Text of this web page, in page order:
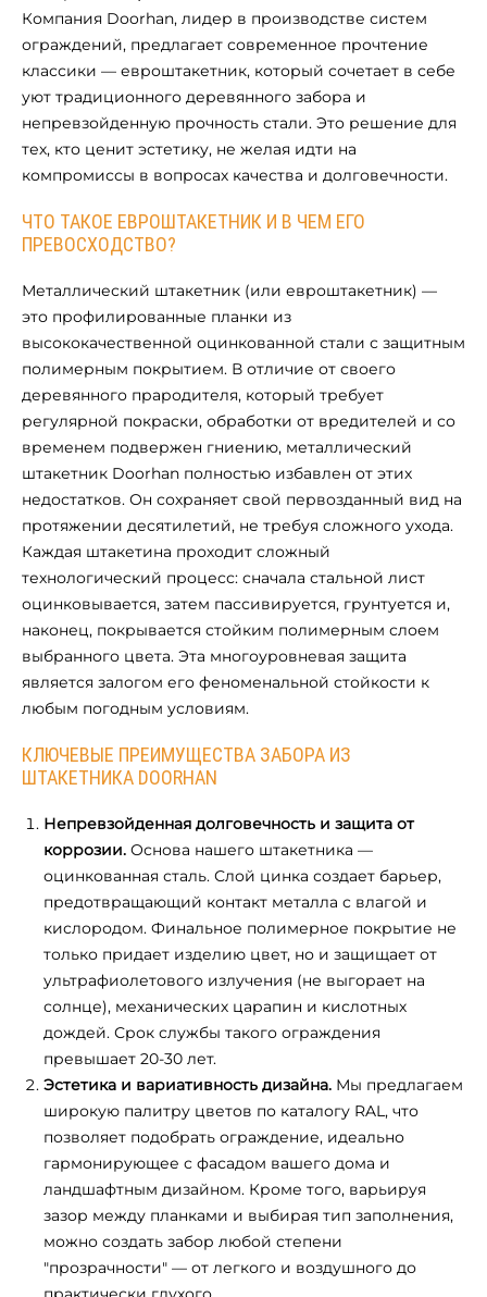
Компания Doorhan, лидер в производстве систем
ограждений, предлагает современное прочтение
классики — евроштакетник, который сочетает в себе
уют традиционного деревянного забора и
непревзойденную прочность стали. Это решение для
тех, кто ценит эстетику, не желая идти на
компромиссы в вопросах качества и долговечности.
ЧТО ТАКОЕ ЕВРОШТАКЕТНИК И В ЧЕМ ЕГО
ПРЕВОСХОДСТВО?
Металлический штакетник (или евроштакетник) —
это профилированные планки из
высококачественной оцинкованной стали с защитным
полимерным покрытием. В отличие от своего
деревянного прародителя, который требует
регулярной покраски, обработки от вредителей и со
временем подвержен гниению, металлический
штакетник Doorhan полностью избавлен от этих
недостатков. Он сохраняет свой первозданный вид на
протяжении десятилетий, не требуя сложного ухода.
Каждая штакетина проходит сложный
технологический процесс: сначала стальной лист
оцинковывается, затем пассивируется, грунтуется и,
наконец, покрывается стойким полимерным слоем
выбранного цвета. Эта многоуровневая защита
является залогом его феноменальной стойкости к
любым погодным условиям.
КЛЮЧЕВЫЕ ПРЕИМУЩЕСТВА ЗАБОРА ИЗ
ШТАКЕТНИКА DOORHAN
Непревзойденная долговечность и защита от
коррозии. Основа нашего штакетника —
оцинкованная сталь. Слой цинка создает барьер,
предотвращающий контакт металла с влагой и
кислородом. Финальное полимерное покрытие не
только придает изделию цвет, но и защищает от
ультрафиолетового излучения (не выгорает на
солнце), механических царапин и кислотных
дождей. Срок службы такого ограждения
превышает 20-30 лет.
Эстетика и вариативность дизайна. Мы предлагаем
широкую палитру цветов по каталогу RAL, что
позволяет подобрать ограждение, идеально
гармонирующее с фасадом вашего дома и
ландшафтным дизайном. Кроме того, варьируя
зазор между планками и выбирая тип заполнения,
можно создать забор любой степени
"прозрачности" — от легкого и воздушного до